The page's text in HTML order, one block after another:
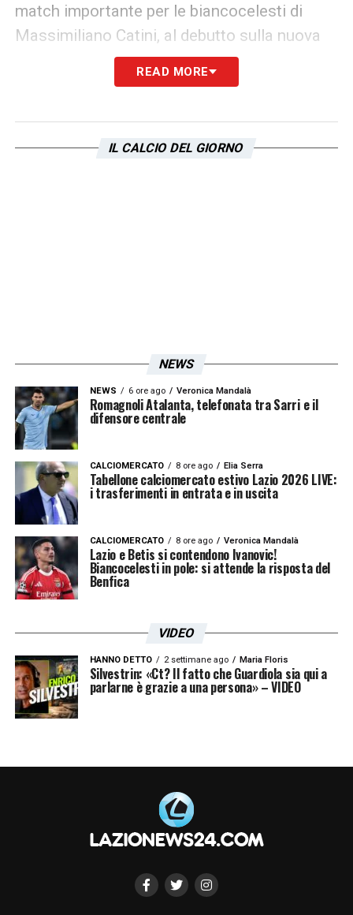
match importante per le biancocelesti di
Massimiliano Catini, al debutto sulla nuova
panchina dopo l’esonero di Carolina Morace.
Tutt’altro clima in casa delle ospiti, reduci dal
L’arbitro designato èErmanno Feliciani
READ MORE
IL CALCIO DEL GIORNO
NEWS
NEWS 6 ore ago Veronica Mandalà
Romagnoli Atalanta, telefonata tra Sarri e il
difensore centrale
CALCIOMERCATO 8 ore ago Elia Serra
Tabellone calciomercato estivo Lazio 2026 LIVE:
i trasferimenti in entrata e in uscita
CALCIOMERCATO 8 ore ago Veronica Mandalà
Lazio e Betis si contendono Ivanovic!
Biancocelesti in pole: si attende la risposta del
Benfica
VIDEO
HANNO DETTO 2 settimane ago Maria Floris
Silvestrin: «Ct? Il fatto che Guardiola sia qui a
parlarne è grazie a una persona» – VIDEO